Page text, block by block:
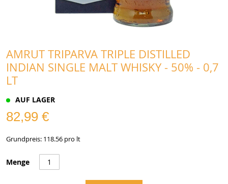
AMRUT TRIPARVA TRIPLE DISTILLED
INDIAN SINGLE MALT WHISKY - 50% - 0,7
LT
AUF LAGER
82,99 €
Grundpreis: 118.56 pro lt
Menge